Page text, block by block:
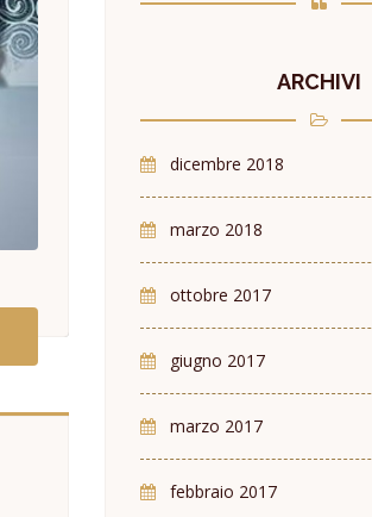
ARCHIVI
dicembre 2018
marzo 2018
ottobre 2017
giugno 2017
marzo 2017
febbraio 2017